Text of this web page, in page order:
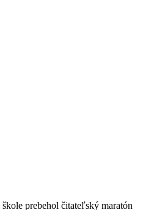
prebehol čitateľský maratón